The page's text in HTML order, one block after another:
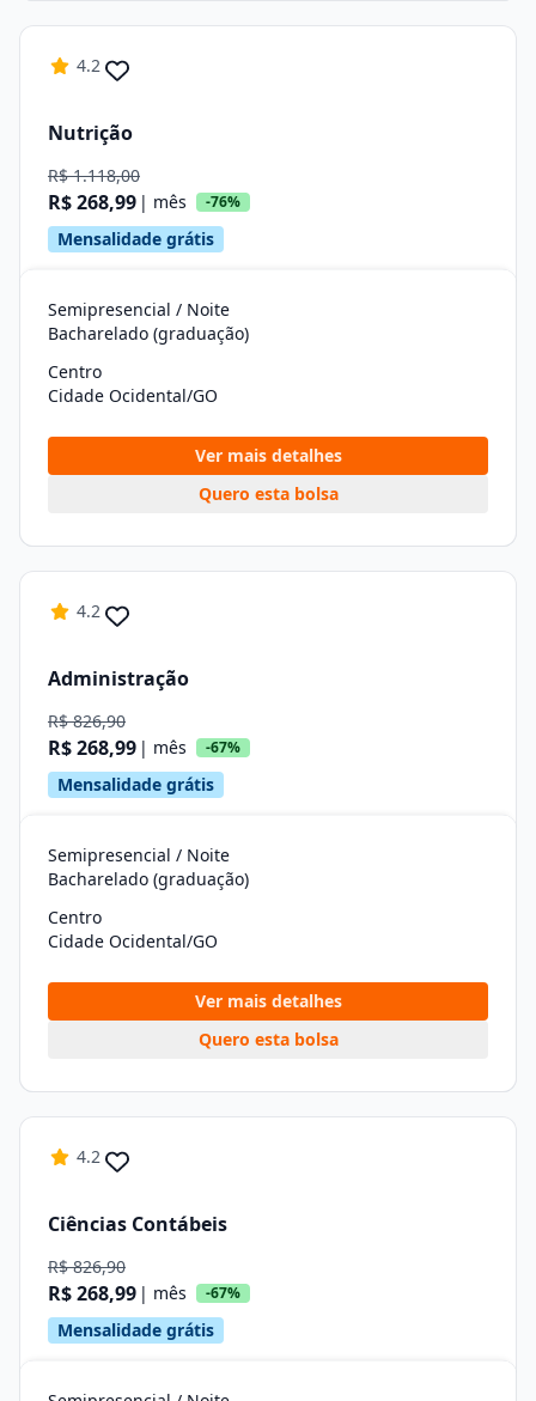
4.2
Nutrição
R$ 1.118,00
R$ 268,99 | mês -76%
Mensalidade grátis
Semipresencial / Noite
Bacharelado (graduação)
Centro
Cidade Ocidental/GO
Ver mais detalhes
Quero esta bolsa
4.2
Administração
R$ 826,90
R$ 268,99 | mês -67%
Mensalidade grátis
Semipresencial / Noite
Bacharelado (graduação)
Centro
Cidade Ocidental/GO
Ver mais detalhes
Quero esta bolsa
4.2
Ciências Contábeis
R$ 826,90
R$ 268,99 | mês -67%
Mensalidade grátis